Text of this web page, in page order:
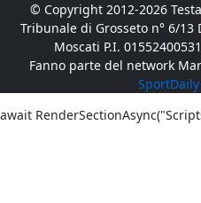
© Copyright 2012-2026
Tribunale di Grosseto n° 6/
Moscati P.I.
Fanno parte del network
SportDaily
await